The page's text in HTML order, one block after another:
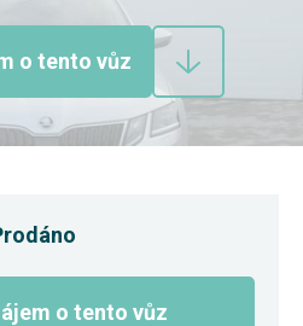
o tento vůz
o tento vůz